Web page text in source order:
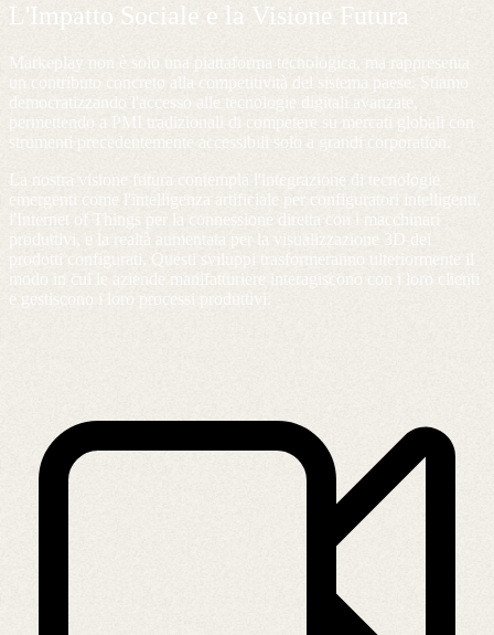
L'Impatto Sociale e la Visione Futura
Markeplay non è solo una piattaforma tecnologica, ma rappresenta
un contributo concreto alla competitività del sistema paese. Stiamo
democratizzando l'accesso alle tecnologie digitali avanzate,
permettendo a PMI tradizionali di competere su mercati globali con
strumenti precedentemente accessibili solo a grandi corporation.
La nostra visione futura contempla l'integrazione di tecnologie
emergenti come l'intelligenza artificiale per configuratori intelligenti,
l'Internet of Things per la connessione diretta con i macchinari
produttivi, e la realtà aumentata per la visualizzazione 3D dei
prodotti configurati. Questi sviluppi trasformeranno ulteriormente il
modo in cui le aziende manifatturiere interagiscono con i loro clienti
e gestiscono i loro processi produttivi.